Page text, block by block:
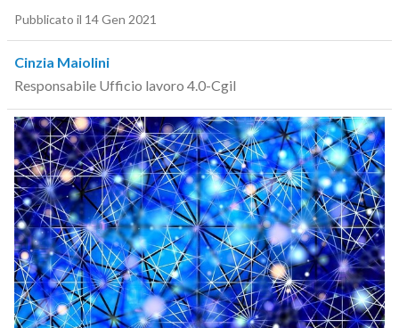
Pubblicato il 14 Gen 2021
Cinzia Maiolini
Responsabile Ufficio lavoro 4.0-Cgil